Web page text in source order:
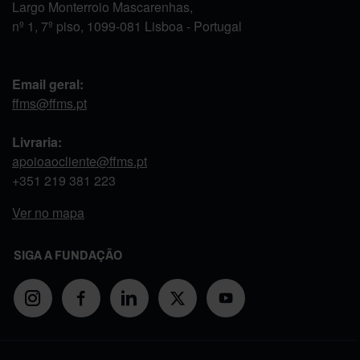
Largo Monterroio Mascarenhas,
nº 1, 7º piso, 1099-081 Lisboa - Portugal
Email geral:
ffms@ffms.pt
Livraria:
apoioaocliente@ffms.pt
+351 219 381 223
Ver no mapa
SIGA A FUNDAÇÃO